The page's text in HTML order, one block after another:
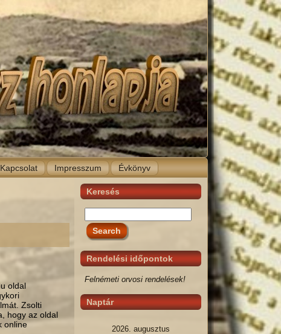
Kapcsolat Impresszum Évkönyv
oldal
Zsolti
hogy az oldal
online
Keresés
Rendelési időpontok
Felnémeti orvosi rendelések!
Naptár
2026. augusztus